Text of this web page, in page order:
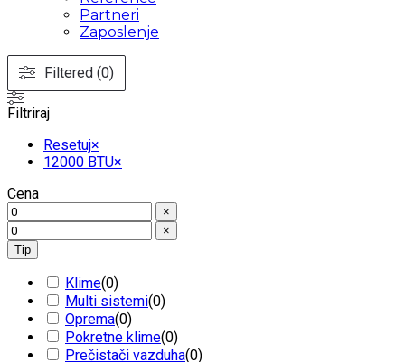
Partneri
Zaposlenje
Filtered (0)
Filtriraj
Resetuj×
12000 BTU×
Cena
×
×
Tip
Klime(0)
Multi sistemi(0)
Oprema(0)
Pokretne klime(0)
Prečistači vazduha(0)